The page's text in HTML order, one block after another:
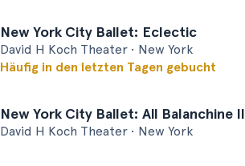
New York City Ballet: Eclectic
David H Koch Theater • New York
Häufig in den letzten Tagen gebucht
New York City Ballet: All Balanchine II
David H Koch Theater • New York